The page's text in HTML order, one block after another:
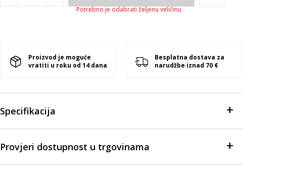
Potrebno je odabrati željenu veličinu
Proizvod je moguće
vratiti u roku od 14 dana
Besplatna dostava za
narudžbe iznad 70 €
Specifikacija
Provjeri dostupnost u trgovinama